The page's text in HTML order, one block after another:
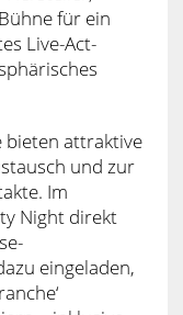
für ein
Live-Act-
bieten attraktive
und zur
Im
Night direkt
eingeladen,